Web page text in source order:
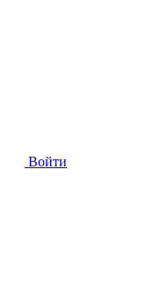
Войти